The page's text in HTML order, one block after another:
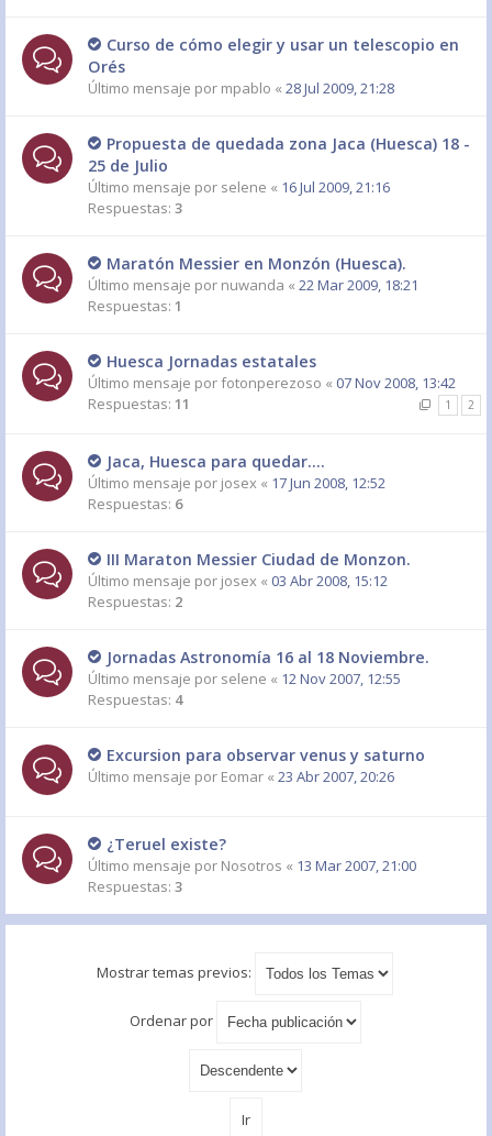
Curso de cómo elegir y usar un telescopio en
Orés
Último mensaje por mpablo « 28 Jul 2009, 21:28
Propuesta de quedada zona Jaca (Huesca) 18 -
25 de Julio
Último mensaje por selene « 16 Jul 2009, 21:16
Respuestas: 3
Maratón Messier en Monzón (Huesca).
Último mensaje por nuwanda « 22 Mar 2009, 18:21
Respuestas: 1
Huesca Jornadas estatales
Último mensaje porfotonperezoso « 07 Nov 2008, 13:42
Respuestas: 11 1 2
Jaca, Huesca para quedar....
Último mensaje por josex « 17 Jun 2008, 12:52
Respuestas: 6
III Maraton Messier Ciudad de Monzon.
Último mensaje por josex « 03 Abr 2008, 15:12
Respuestas: 2
Jornadas Astronomía 16 al 18 Noviembre.
Último mensaje por selene « 12 Nov 2007, 12:55
Respuestas: 4
Excursion para observar venus y saturno
Último mensaje por Eomar « 23 Abr 2007, 20:26
¿Teruel existe?
Último mensaje por Nosotros « 13 Mar 2007, 21:00
Respuestas: 3
Mostrar temas previos:
Ordenar por